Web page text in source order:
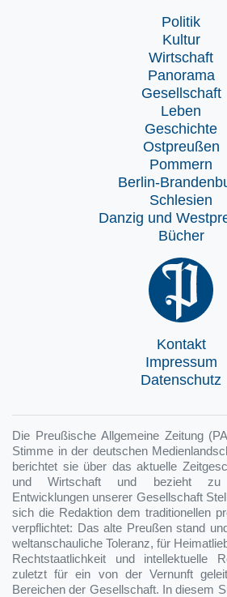
Politik
Kultur
Wirtschaft
Panorama
Gesellschaft
Leben
Geschichte
Ostpreußen
Pommern
Berlin-
Schlesien
Danzig und
Bücher
Kontakt
Impressum
Datenschutz
Die Preußische Allgemeine Zeitung
Stimme in der deutschen
berichtet sie über das aktuelle
und Wirtschaft und bezieht zu
Entwicklungen unserer Gesellschaft
sich die Redaktion dem traditionellen
verpflichtet: Das alte Preußen stand
weltanschauliche Toleranz, für
Rechtstaatlichkeit und intellektuelle
zuletzt für ein von der Vernunft
Bereichen der Gesellschaft. In diesem